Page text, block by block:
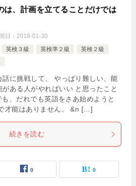
は、計画を立てることだけでは
日： 2018-01-30
英検３級 英検準２級
英検２級
話に挑戦して、 やっぱり難しい、能
ある人がやればいい と思ったこと
、だれでも英語をさあ始めようと
才能はありません。 &n […]
続きを読む
0 0